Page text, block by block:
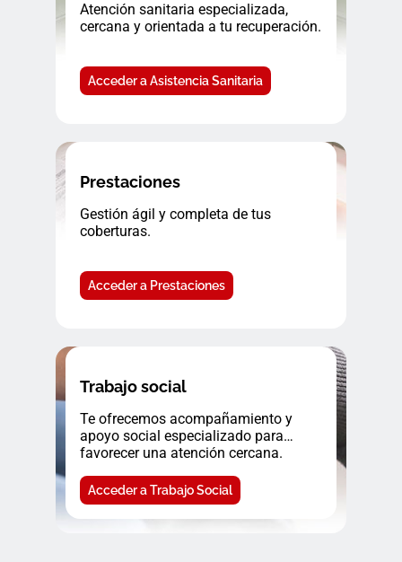
Atención sanitaria especializada,
cercana y orientada a tu recuperación.
Acceder a Asistencia Sanitaria
Prestaciones
Gestión ágil y completa de tus
coberturas.
Acceder a Prestaciones
Trabajo social
Te ofrecemos acompañamiento y
apoyo social especializado para
favorecer una atención cercana.
Acceder a Trabajo Social